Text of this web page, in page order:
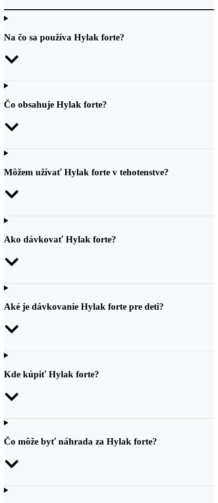
Na čo sa používa Hylak forte?
Čo obsahuje Hylak forte?
Môžem užívať Hylak forte v tehotenstve?
Ako dávkovať Hylak forte?
Aké je dávkovanie Hylak forte pre deti?
Kde kúpiť Hylak forte?
Čo môže byť náhrada za Hylak forte?